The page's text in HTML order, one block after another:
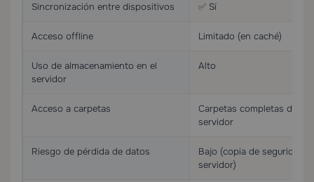
Sincronización entre dispositivos ✅ Sí
Acceso offline Limitado (en caché)
Uso de almacenamiento en el
servidor
Alto
Acceso a carpetas
Carpetas completas del
servidor
Riesgo de pérdida de datos
Bajo (copia de seguridad
servidor)